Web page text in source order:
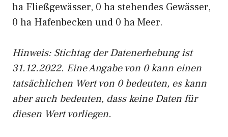
ha Fließgewässer, 0 ha stehendes Gewässer,
0 ha Hafenbecken und 0 ha Meer.
Hinweis: Stichtag der Datenerhebung ist
31.12.2022. Eine Angabe von 0 kann einen
tatsächlichen Wert von 0 bedeuten, es kann
aber auch bedeuten, dass keine Daten für
diesen Wert vorliegen.